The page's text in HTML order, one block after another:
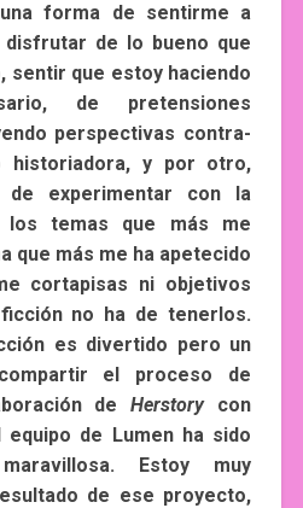
forma de sentirme a
de lo bueno que
sentir que estoy haciendo
de pretensiones
perspectivas contra-
historiadora, y por otro,
experimentar con la
los temas que más me
que más me ha apetecido
cortapisas ni objetivos
no ha de tenerlos.
es divertido pero un
el proceso de
deHerstory con
de Lumen ha sido
Estoy muy
de ese proyecto,